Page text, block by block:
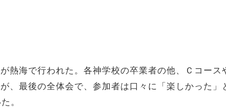
熱海で行われた。各神学校の卒業者の他、Ｃコース
、最後の全体会で、参加者は口々に「楽しかった」
。